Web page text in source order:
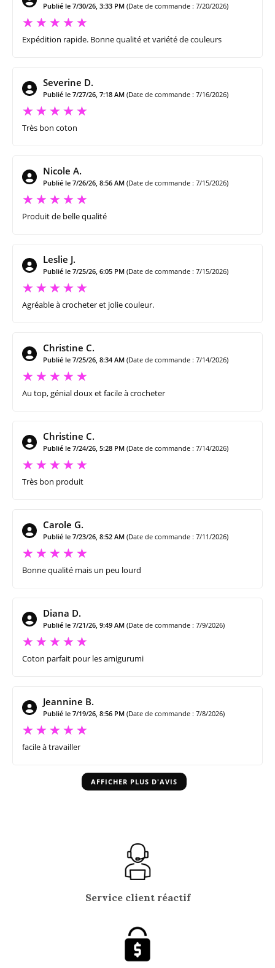
Publié le 7/30/26, 3:33 PM (Date de commande : 7/20/2026)
Expédition rapide. Bonne qualité et variété de couleurs
Severine D.
Publié le 7/27/26, 7:18 AM (Date de commande : 7/16/2026)
Très bon coton
Nicole A.
Publié le 7/26/26, 8:56 AM (Date de commande : 7/15/2026)
Produit de belle qualité
Leslie J.
Publié le 7/25/26, 6:05 PM (Date de commande : 7/15/2026)
Agréable à crocheter et jolie couleur.
Christine C.
Publié le 7/25/26, 8:34 AM (Date de commande : 7/14/2026)
Au top, génial doux et facile à crocheter
Christine C.
Publié le 7/24/26, 5:28 PM (Date de commande : 7/14/2026)
Très bon produit
Carole G.
Publié le 7/23/26, 8:52 AM (Date de commande : 7/11/2026)
Bonne qualité mais un peu lourd
Diana D.
Publié le 7/21/26, 9:49 AM (Date de commande : 7/9/2026)
Coton parfait pour les amigurumi
Jeannine B.
Publié le 7/19/26, 8:56 PM (Date de commande : 7/8/2026)
facile à travailler
AFFICHER PLUS D'AVIS
Service client réactif